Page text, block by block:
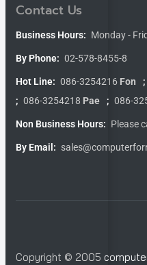
Contact Us
Business Hours: Monday -
By Phone: 02-578-8455-8
Hot Line: 086-3254216 Fon ;
; 086-3254218 Pae ; 086-
Non Business Hours: Please
By Email:
Copyright © 2005